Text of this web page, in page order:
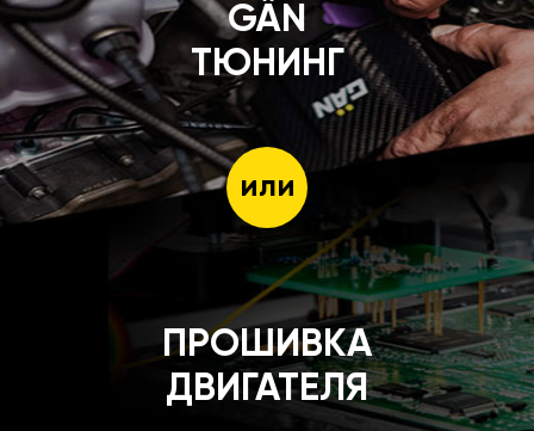
GÄN
ТЮНИНГ
или
ПРОШИВКА
ДВИГАТЕЛЯ